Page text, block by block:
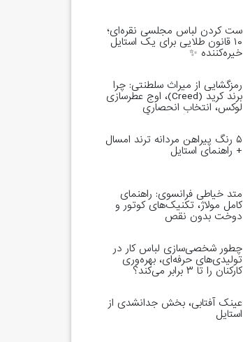
ست کردن لباس مجلسی نقره‌ای؛
۱۰ قانون طلایی برای یک استایل
خیره‌کننده ✨
رمزگشایی از میراث سلطنتی: چرا
برند کرید (Creed)، اوج عطرسازی
لوکس، انتخاب انحصاری
خاندان‌های حاکم است؟
۵ رنگ پیراهن مردانه ترند امسال
+ راهنمای استایل
متد خیاطی فرانسوی: راهنمای
کامل مولاژ، تکنیک‌های کوتور و
دوخت بدون نقص
چطور شخصی‌سازی لباس کار در
تولیدی‌های حرفه‌ای، بهره‌وری
کارکنان را تا ۳ برابر می‌کند؟
عینک آفتابی، بخش جدانشدی از
استایل